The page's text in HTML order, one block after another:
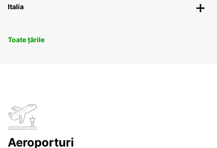
Italia
Toate țările
Aeroporturi